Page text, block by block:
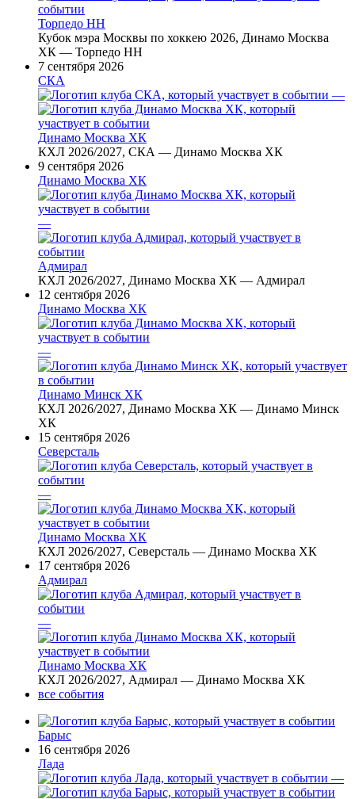
Торпедо НН
Кубок мэра Москвы по хоккею 2026, Динамо Москва
ХК — Торпедо НН
7 сентября 2026
СКА
—
Динамо Москва ХК
КХЛ 2026/2027, СКА — Динамо Москва ХК
9 сентября 2026
Динамо Москва ХК
—
Адмирал
КХЛ 2026/2027, Динамо Москва ХК — Адмирал
12 сентября 2026
Динамо Москва ХК
—
Динамо Минск ХК
КХЛ 2026/2027, Динамо Москва ХК — Динамо Минск
ХК
15 сентября 2026
Северсталь
—
Динамо Москва ХК
КХЛ 2026/2027, Северсталь — Динамо Москва ХК
17 сентября 2026
Адмирал
—
Динамо Москва ХК
КХЛ 2026/2027, Адмирал — Динамо Москва ХК
все события
Барыс
16 сентября 2026
Лада
—